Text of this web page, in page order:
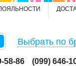
Выбрать по
58-86 (099) 646-